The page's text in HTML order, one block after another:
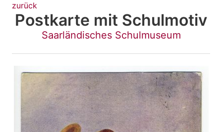
zurück
Postkarte mit Schulmotiv
Saarländisches Schulmuseum